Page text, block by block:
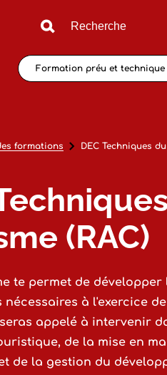
Formation préu et technique
formations DEC Techniques
(RAC)
te permet de développer
nécessaires à l'exercice
appelé à intervenir
de la mise en
de la gestion du